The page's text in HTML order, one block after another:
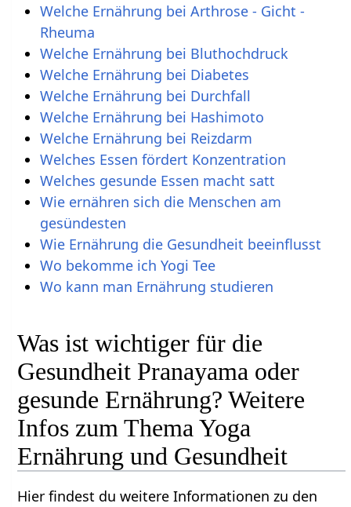
Welche Ernährung bei Arthrose - Gicht -
Rheuma
Welche Ernährung bei Bluthochdruck
Welche Ernährung bei Diabetes
Welche Ernährung bei Durchfall
Welche Ernährung bei Hashimoto
Welche Ernährung bei Reizdarm
Welches Essen fördert Konzentration
Welches gesunde Essen macht satt
Wie ernähren sich die Menschen am
gesündesten
Wie Ernährung die Gesundheit beeinflusst
Wo bekomme ich Yogi Tee
Wo kann man Ernährung studieren
Was ist wichtiger für die
Gesundheit Pranayama oder
gesunde Ernährung? Weitere
Infos zum Thema Yoga
Ernährung und Gesundheit
Hier findest du weitere Informationen zu den